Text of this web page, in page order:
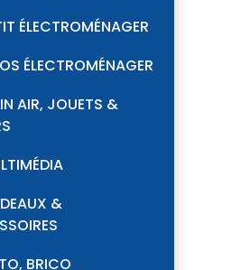
ÉLECTROMÉNAGER
ÉLECTROMÉNAGER
AIR, JOUETS &
&
BRICO